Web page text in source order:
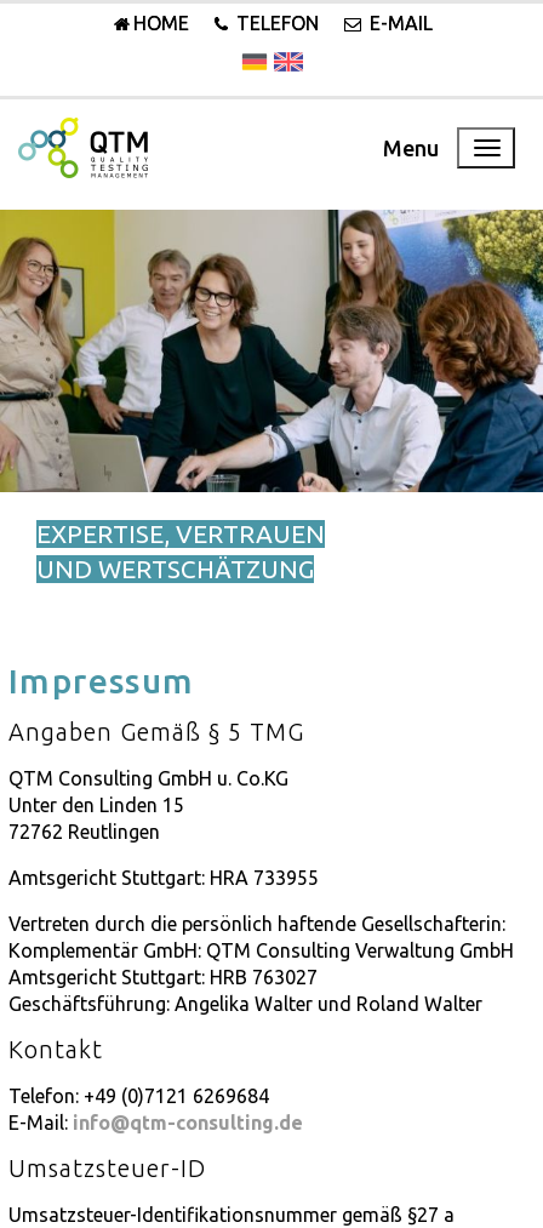
HOME TELEFON E-MAIL
Menu
EXPERTISE, VERTRAUEN
UND WERTSCHÄTZUNG
Impressum
Angaben Gemäß § 5 TMG
QTM Consulting GmbH u. Co.KG
Unter den Linden 15
72762 Reutlingen
Amtsgericht Stuttgart: HRA 733955
Vertreten durch die persönlich haftende Gesellschafterin:
Komplementär GmbH: QTM Consulting Verwaltung GmbH
Amtsgericht Stuttgart: HRB 763027
Geschäftsführung: Angelika Walter und Roland Walter
Kontakt
Telefon: +49 (0)7121 6269684
E-Mail: info@qtm-consulting.de
Umsatzsteuer-ID
Umsatzsteuer-Identifikationsnummer gemäß §27 a